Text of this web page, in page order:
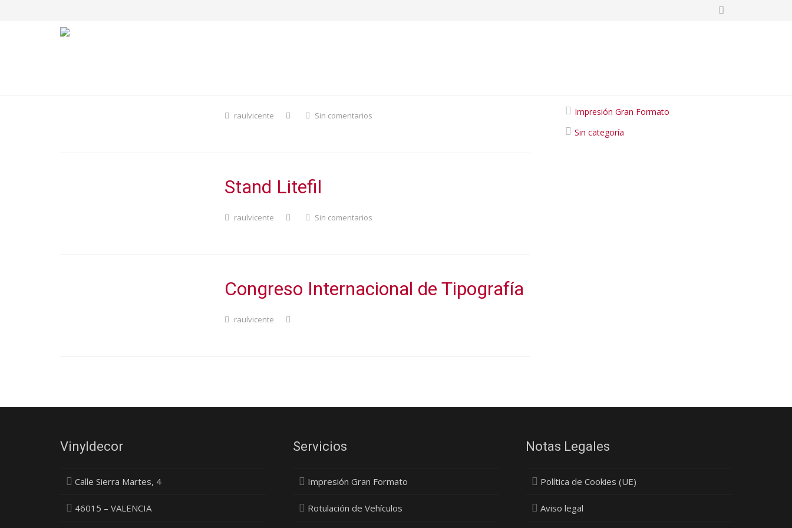
raulvicente Sin comentarios
Stand Litefil
raulvicente Sin comentarios
Congreso Internacional de Tipografía
raulvicente
Impresión Gran Formato
Sin categoría
Vinyldecor
Calle Sierra Martes, 4
46015 – VALENCIA
Servicios
Impresión Gran Formato
Rotulación de Vehículos
Notas Legales
Política de Cookies (UE)
Aviso legal